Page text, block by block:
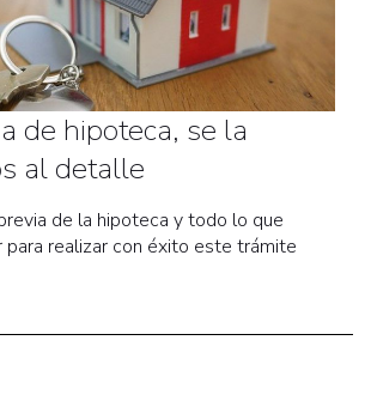
HIPOTECARIO
SOCIEDADES
PÓLIZAS
CAPITULACIONES
TESTAMENTOS Y HERENCIAS
PODERES
de hipoteca, se la
al detalle
de la hipoteca y todo lo que
para realizar con éxito este trámite